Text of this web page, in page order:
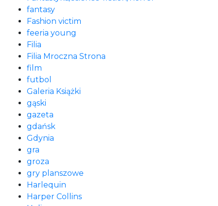
fantasy
Fashion victim
feeria young
Filia
Filia Mroczna Strona
film
futbol
Galeria Książki
gąski
gazeta
gdańsk
Gdynia
gra
groza
gry planszowe
Harlequin
Harper Collins